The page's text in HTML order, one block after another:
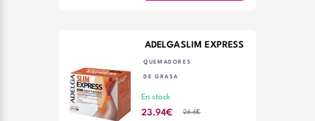
ADELGASLIM EXPRESS 60 CAPS
QUEMADORES
DE GRASA
En stock
23.94€ 26.6€